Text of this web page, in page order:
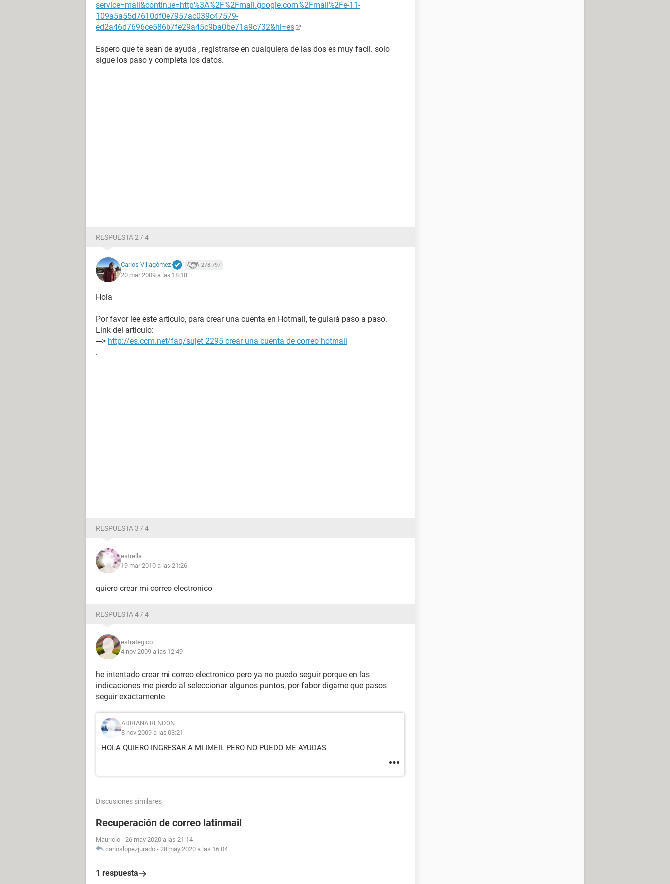
service=mail&continue=http%3A%2F%2Fmail.google.com%2Fmail%2Fe-11-
109a5a55d7610df0e7957ac039c47579-
ed2a46d7696ce586b7fe29a45c9ba0be71a9c732&hl=es
Espero que te sean de ayuda , registrarse en cualquiera de las dos es muy facil. solo
sigue los paso y completa los datos.
RESPUESTA 2 / 4
Carlos Villagómez 278.797
20 mar 2009 a las 18:18
Hola
Por favor lee este articulo, para crear una cuenta en Hotmail, te guiará paso a paso.
Link del articulo:
---> http://es.ccm.net/faq/sujet 2295 crear una cuenta de correo hotmail
.
RESPUESTA 3 / 4
estrella
19 mar 2010 a las 21:26
quiero crear mi correo electronico
RESPUESTA 4 / 4
estrategico
4 nov 2009 a las 12:49
he intentado crear mi correo electronico pero ya no puedo seguir porque en las
indicaciones me pierdo al seleccionar algunos puntos, por fabor digame que pasos
seguir exactamente
ADRIANA RENDON
8 nov 2009 a las 03:21
HOLA QUIERO INGRESAR A MI IMEIL PERO NO PUEDO ME AYUDAS
Discusiones similares
Recuperación de correo latinmail
Mauricio - 26 may 2020 a las 21:14
carloslopezjurado - 28 may 2020 a las 16:04
1 respuesta